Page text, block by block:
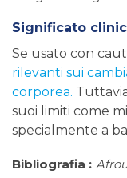
Significato
Se usato con
rilevanti sui
corporea.
suoi limiti come
specialmente a
Bibliografia :